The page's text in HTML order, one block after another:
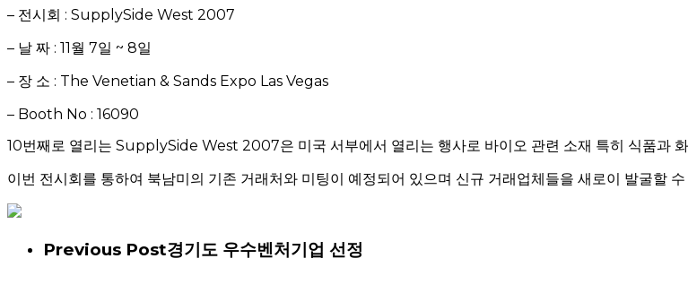
– 전시회 : SupplySide West 2007
– 날 짜 : 11월 7일 ~ 8일
– 장 소 : The Venetian & Sands Expo Las Vegas
– Booth No : 16090
10번째로 열리는 SupplySide West 2007은 미국 서부에서 열리는 행사로 바이오 관련 소재 특히 식품과
이번 전시회를 통하여 북남미의 기존 거래처와 미팅이 예정되어 있으며 신규 거래업체들을 새로이 발굴할
Previous Post경기도 우수벤처기업 선정